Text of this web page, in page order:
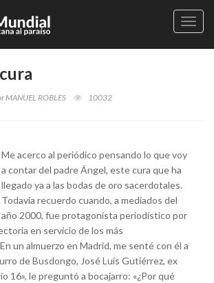
MANUEL ROBLES 10032
Me acerco al periódico pensando lo que voy
a contar del padre Ángel, este cura que ha
llegado ya a las bodas de oro sacerdotales.
Todavía recuerdo cuando, a mediados del
año 2000, fue protagonista periodístico por
en servicio de los más
un almuerzo en Madrid, me senté con él a
de Busdongo, José Luis Gutiérrez, ex
16», le preguntó a bocajarro: «¿Por qué